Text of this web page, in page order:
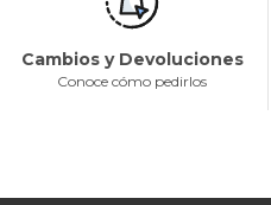
Cambios y Devoluciones
Conoce cómo pedirlos